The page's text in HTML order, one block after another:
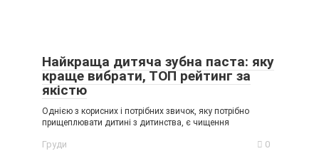
Найкраща дитяча зубна паста: яку
краще вибрати, ТОП рейтинг за
якістю
Однією з корисних і потрібних звичок, яку потрібно
прищеплювати дитині з дитинства, є чищення
Груди 0